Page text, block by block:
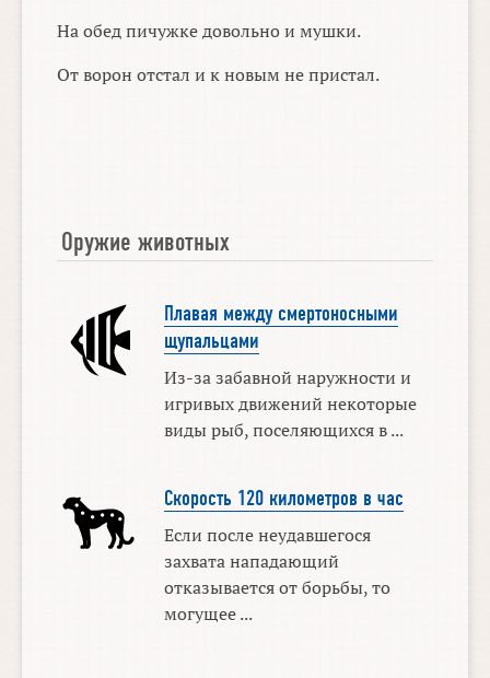
На обед пичужке довольно и мушки.
От ворон отстал и к новым не пристал.
Оружие животных
Плавая между смертоносными
щупальцами
Из-за забавной наружности и
игривых движений некоторые
виды рыб, поселяющихся в ...
Скорость 120 километров в час
Если после неудавшегося
захвата нападающий
отказывается от борьбы, то
могущее ...